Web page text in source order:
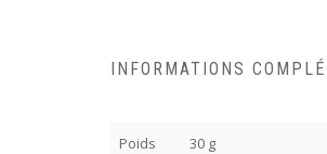
INFORMATIONS
Poids 30 g